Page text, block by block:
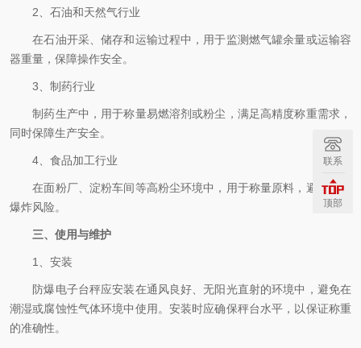
2、石油和天然气行业
在石油开采、储存和运输过程中，用于监测燃气罐余量或运输容
器重量，保障操作安全。
3、制药行业
制药生产中，用于称量易燃溶剂或粉尘，满足高精度称重需求，
同时保障生产安全。
4、食品加工行业
在面粉厂、淀粉车间等高粉尘环境中，用于称量原料，避免粉尘
爆炸风险。
三、使用与维护
1、安装
防爆电子台秤应安装在通风良好、无阳光直射的环境中，避免在
潮湿或腐蚀性气体环境中使用。安装时应确保秤台水平，以保证称重
的准确性。
联系
顶部